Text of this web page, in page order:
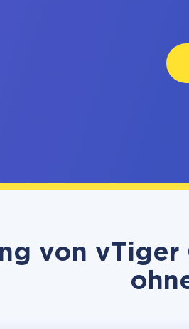
von vTiger